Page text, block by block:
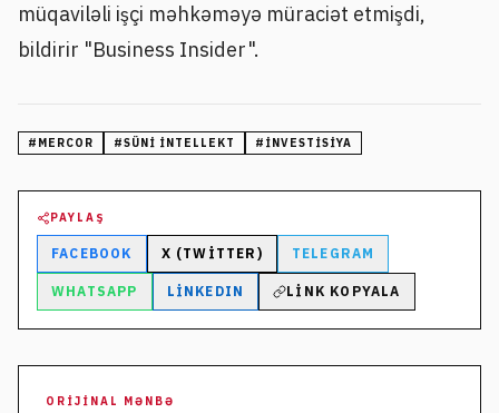
müqaviləli işçi məhkəməyə müraciət etmişdi,
bildirir "Business Insider".
# MERCOR #SÜNI INTELLEKT # INVESTISIYA
PAYLAŞ
FACEBOOK X (TWITTER) TELEGRAM
WHATSAPP LINKEDIN LINK KOPYALA
ORIJINAL MƏNBƏ